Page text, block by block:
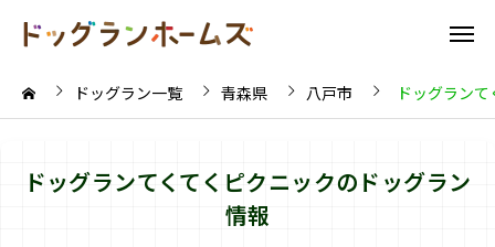
ドッグラン一覧 青森県 八戸市 ドッグラン
ドッグランてくてくピクニックのドッグラン
情報